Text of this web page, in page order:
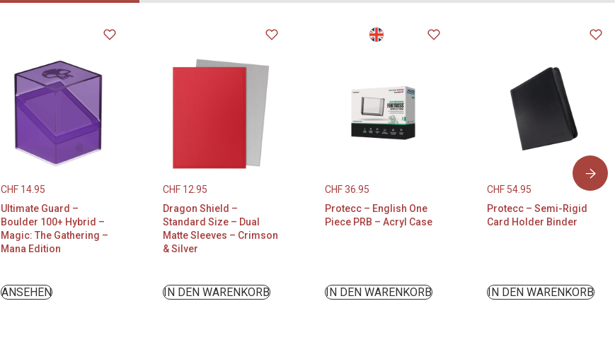
CHF 14.95
Ultimate Guard –
Boulder 100+ Hybrid –
Magic: The Gathering –
Mana Edition
ANSEHEN
CHF 12.95
Dragon Shield –
Standard Size – Dual
Matte Sleeves – Crimson
& Silver
IN DEN WARENKORB
CHF36.95
Protecc – English One
Piece PRB – Acryl Case
IN DEN WARENKORB
CHF 54.95
Protecc – Semi-Rigid
Card Holder Binder
IN DEN WARENKORB